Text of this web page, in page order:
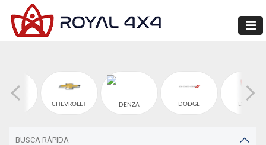
CHEVROLET DENZA DODGE DUCATI
BUSCA RÁPIDA